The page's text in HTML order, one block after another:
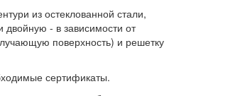
из остеклованной стали,
- в зависимости от
поверхность) и решетку
сертификаты.